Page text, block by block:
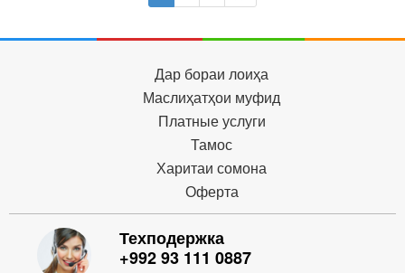
Дар бораи лоиҳа
Маслиҳатҳои муфид
Платные услуги
Тамос
Харитаи сомона
Оферта
Техподержка
+992 93 111 0887